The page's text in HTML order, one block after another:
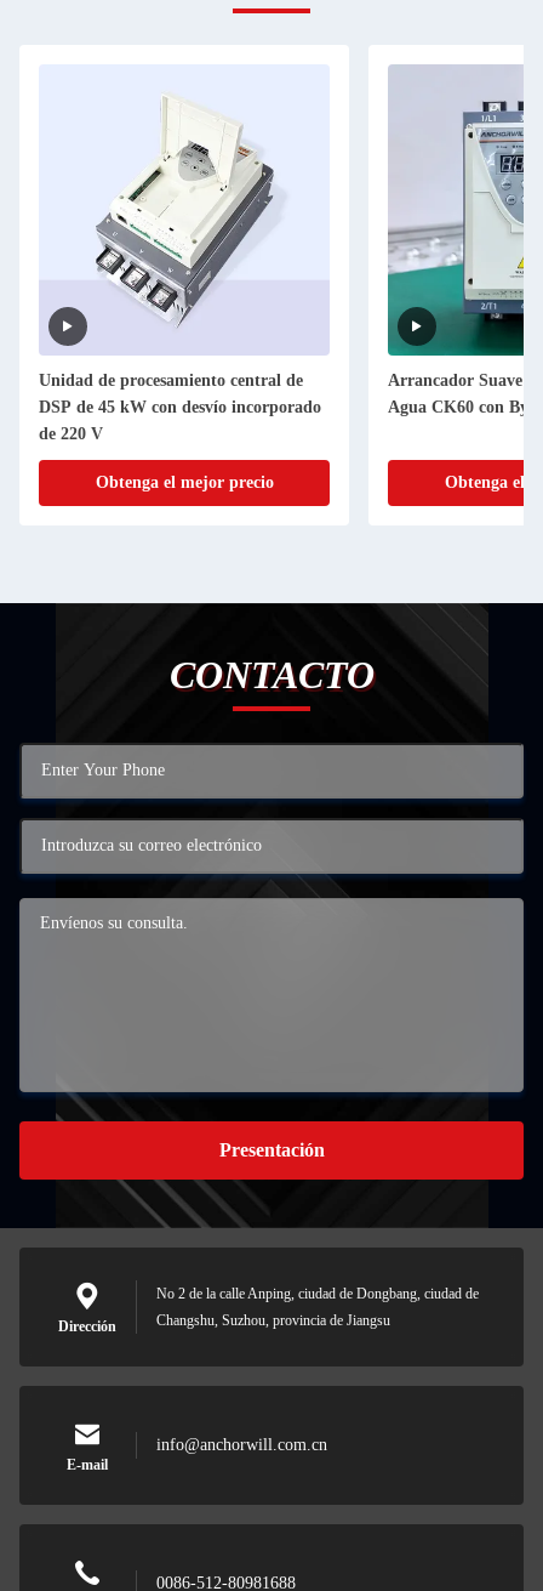
central de
incorporado
Arrancador Suave para Bomba de
Agua CK60 con Bypass Integrado
Obtenga el mejor precio
CONTACTO
Presentación
Dirección
No 2 de la calle Anping, ciudad de Dongbang, ciudad de
Changshu, Suzhou, provincia de Jiangsu
E-mail
info@anchorwill.com.cn
0086-512-80981688